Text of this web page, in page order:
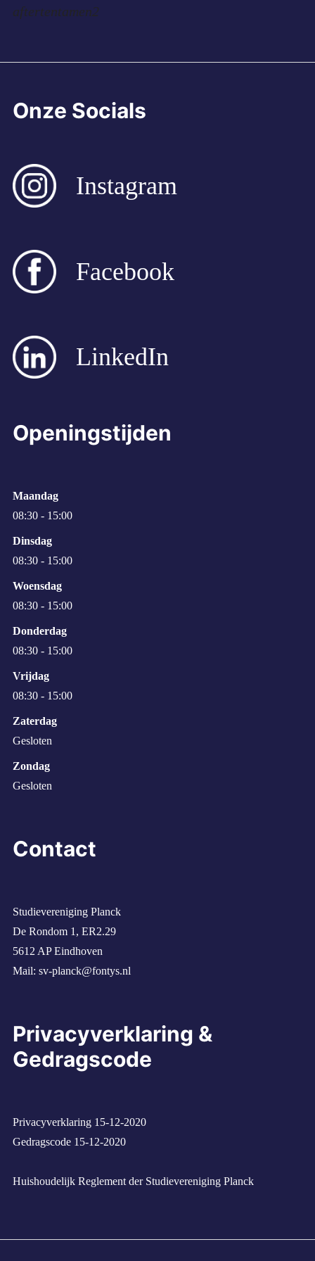
navigatie
aftertentamen2
Onze Socials
Instagram
Facebook
LinkedIn
Openingstijden
Maandag
08:30 - 15:00
Dinsdag
08:30 - 15:00
Woensdag
08:30 - 15:00
Donderdag
08:30 - 15:00
Vrijdag
08:30 - 15:00
Zaterdag
Gesloten
Zondag
Gesloten
Contact
Studievereniging Planck
De Rondom 1, ER2.29
5612 AP Eindhoven
Mail: sv-planck@fontys.nl
Privacyverklaring &
Gedragscode
Privacyverklaring 15-12-2020
Gedragscode 15-12-2020
Huishoudelijk Reglement der Studievereniging Planck